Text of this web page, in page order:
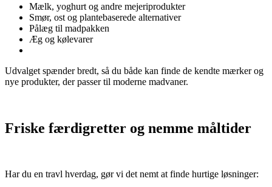
Mælk, yoghurt og andre mejeriprodukter
Smør, ost og plantebaserede alternativer
Pålæg til madpakken
Æg og kølevarer
Udvalget spænder bredt, så du både kan finde de kendte mærker og
nye produkter, der passer til moderne madvaner.
Friske færdigretter og nemme måltider
Har du en travl hverdag, gør vi det nemt at finde hurtige løsninger: